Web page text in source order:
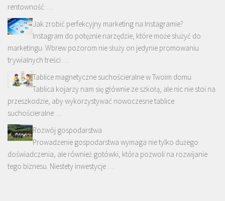
rentowność. …
Jak zrobić perfekcyjny marketing na Instagramie?
Instagram do potężnie narzędzie, które może służyć do
marketingu. Wbrew pozorom nie służy on jedynie promowaniu
trywialnych treści …
Tablice magnetyczne suchościeralne w Twoim domu
Tablica kojarzy nam się głównie ze szkołą, ale nic nie stoi na
przeszkodzie, aby wykorzystywać nowoczesne tablice
suchościeralne …
Rozwój gospodarstwa
Prowadzenie gospodarstwa wymaga nie tylko dużego
doświadczenia, ale również gotówki, która pozwoli na rozwijanie
tego biznesu. Niestety inwestycje …